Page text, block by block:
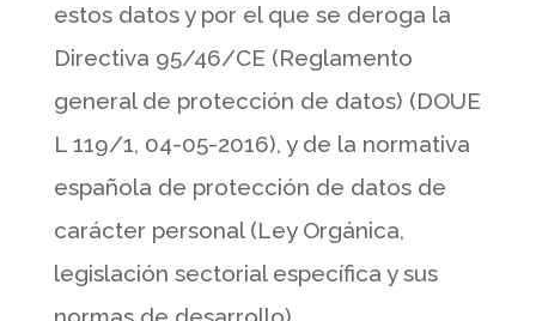
estos datos y por el que se deroga la
Directiva 95/46/CE (Reglamento
general de protección de datos) (DOUE
L 119/1, 04-05-2016), y de la normativa
española de protección de datos de
carácter personal (Ley Orgánica,
legislación sectorial específica y sus